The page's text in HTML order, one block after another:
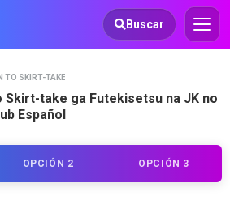
Buscar
TO SKIRT-TAKE GA FUTEKISETSU NA JK NO HANASHI
Skirt-take ga Futekisetsu na JK no
Español
OPCIÓN 2 OPCIÓN 3